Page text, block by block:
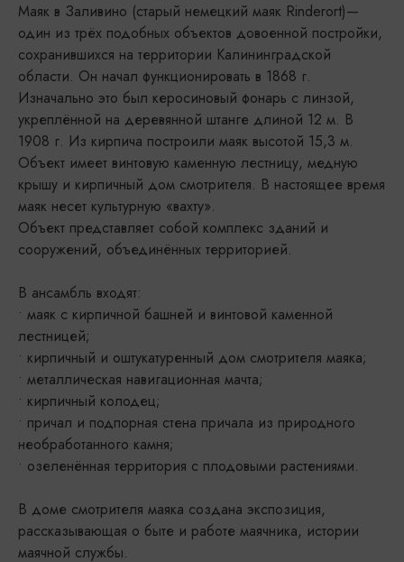
Маяк в Заливино (старый немецкий маяк Rinderort)—
один из трёх подобных объектов довоенной постройки,
сохранившихся на территории Калининградской
области. Он начал функционировать в 1868 г.
Изначально это был керосиновый фонарь с линзой,
укреплённой на деревянной штанге длиной 12 м. В
1908 г. Из кирпича построили маяк высотой 15,3 м.
Объект имеет винтовую каменную лестницу, медную
крышу и кирпичный дом смотрителя. В настоящее время
маяк несет культурную «вахту».
Объект представляет собой комплекс зданий и
сооружений, объединённых территорией.
В ансамбль входят:
• маяк с кирпичной башней и винтовой каменной
лестницей;
• кирпичный и оштукатуренный дом смотрителя маяка;
• металлическая навигационная мачта;
• кирпичный колодец;
• причал и подпорная стена причала из природного
необработанного камня;
• озеленённая территория с плодовыми растениями.
В доме смотрителя маяка создана экспозиция,
рассказывающая о быте и работе маячника, истории
маячной службы.